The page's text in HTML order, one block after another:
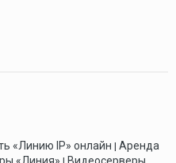
«Линию IP» онлайн | Аренда